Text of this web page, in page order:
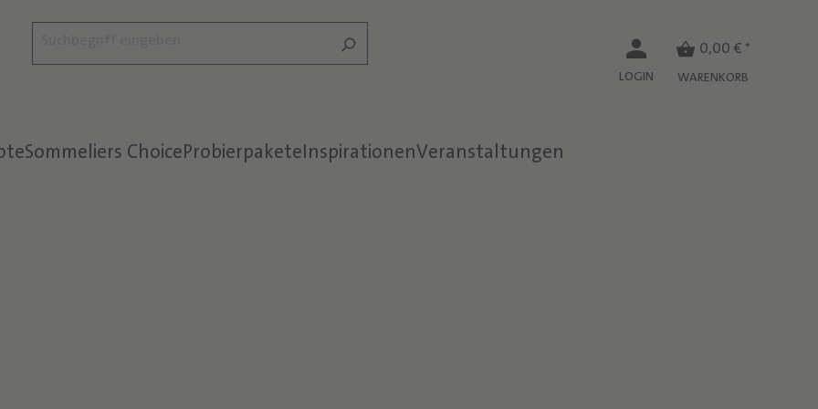
LOGIN
0,00 € *
WARENKORB
Sommeliers ChoiceProbierpaketeInspirationenVeranstaltungen